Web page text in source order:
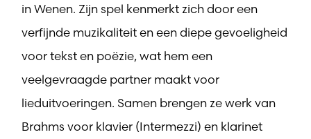
in Wenen. Zijn spel kenmerkt zich door een
verfijnde muzikaliteit en een diepe gevoeligheid
voor tekst en poëzie, wat hem een
veelgevraagde partner maakt voor
lieduitvoeringen. Samen brengen ze werk van
Brahms voor klavier (Intermezzi) en klarinet